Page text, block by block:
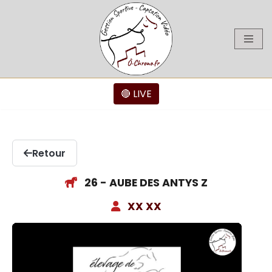
🔴 LIVE
Retour
26 - AUBE DES ANTYS Z
XX XX